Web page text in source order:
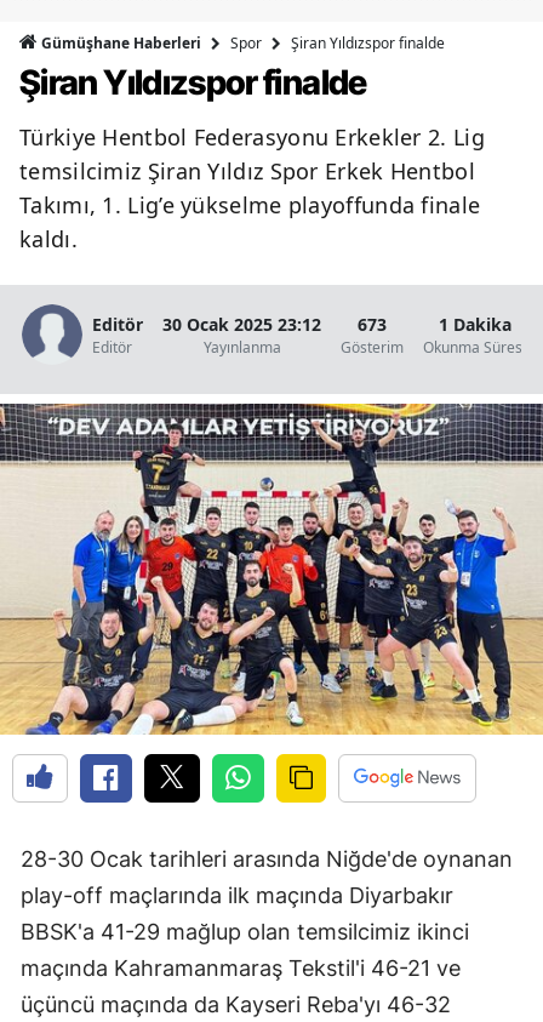
Bingöl
Bitlis
Bolu
Burdur
Çanakkale
Çorum
Denizli
Diyarbakır
Edirne
Elazığ
Erzincan
Erzurum
Eskişehir
Giresun
Gümüşhane
Hakkari
Gümüşhane Haberleri Spor Şiran Yıldızspor finalde
Şiran Yıldızspor finalde
Türkiye Hentbol Federasyonu Erkekler 2. Lig
temsilcimiz Şiran Yıldız Spor Erkek Hentbol
Takımı, 1. Lig’e yükselme playoffunda finale
kaldı.
Editör
Editör
30 Ocak 2025 23:12
Yayınlanma
673
Gösterim
1 Dakika
Okunma Süresi
28-30 Ocak tarihleri arasında Niğde'de oynanan
play-off maçlarında ilk maçında Diyarbakır
BBSK'a 41-29 mağlup olan temsilcimiz ikinci
maçında Kahramanmaraş Tekstil'i 46-21 ve
üçüncü maçında da Kayseri Reba'yı 46-32